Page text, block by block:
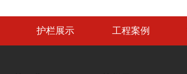
护栏展示 工程案例